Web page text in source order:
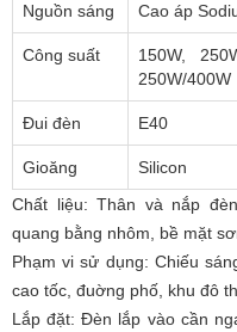
Nguồn sáng Cao áp
Công suất
150W,
250W/400W
Đui đèn E40
Gioăng
Silicon
Chất liệu: Thân và nắp
quang bằng nhôm, bề mặt
Phạm vi sử dụng: Chiếu
cao tốc, đuờng phố, khu đô
Lắp đặt: Đèn lắp vào cần